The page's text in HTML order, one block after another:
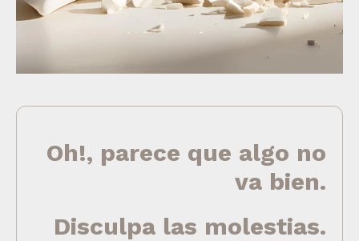
Oh!, parece que algo no
va bien.
Disculpa las molestias.